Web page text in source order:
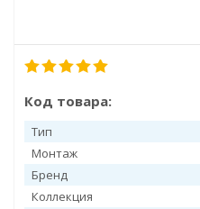
Код товара:
Тип
Монтаж
Бренд
Коллекция